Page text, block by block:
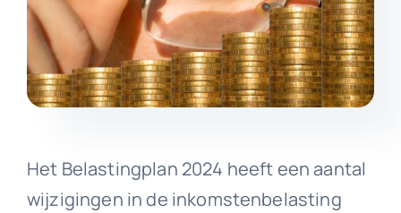
Het Belastingplan 2024 heeft een aantal
wijzigingen in de inkomstenbelasting